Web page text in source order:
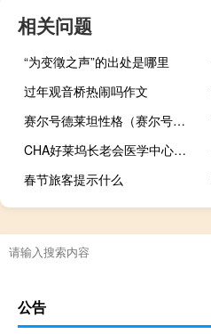
相关问题
“为变徵之声”的出处是哪里
过年观音桥热闹吗作文
赛尔号德莱坦性格（赛尔号德莱坦）
CHA好莱坞长老会医学中心眼科疾病专家Rohit Varma博士发现了华裔美国人视力丧失的新发现
春节旅客提示什么
公告